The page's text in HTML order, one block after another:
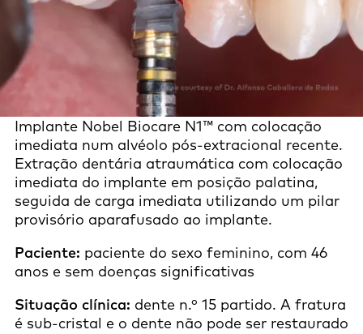
Implante Nobel Biocare N1™ com colocação
imediata num alvéolo pós-extracional recente.
Extração dentária atraumática com colocação
imediata do implante em posição palatina,
seguida de carga imediata utilizando um pilar
provisório aparafusado ao implante.
Paciente: paciente do sexo feminino, com 46
anos e sem doenças significativas
Situação clínica: dente n.º 15 partido. A fratura
é sub-cristal e o dente não pode ser restaurado